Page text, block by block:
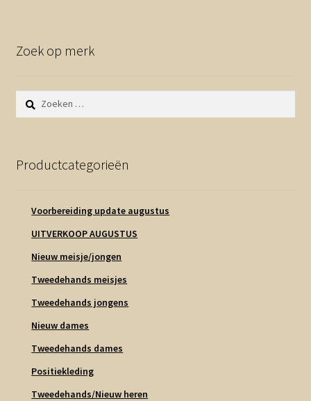
Zoek op merk
Zoeken
naar:
Productcategorieën
Voorbereiding update augustus
UITVERKOOP AUGUSTUS
Nieuw meisje/jongen
Tweedehands meisjes
Tweedehands jongens
Nieuw dames
Tweedehands dames
Positiekleding
Tweedehands/Nieuw heren